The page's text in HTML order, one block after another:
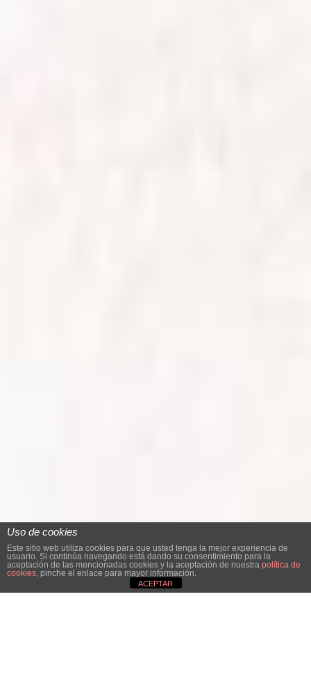
Uso de cookies
Este sitio web utiliza cookies para que usted tenga la mejor experiencia de
usuario. Si continúa navegando está dando su consentimiento para la
aceptación de las mencionadas cookies y la aceptación de nuestra política de
cookies, pinche el enlace para mayor información.
ACEPTAR